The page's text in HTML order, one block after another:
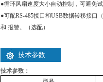
●循环风扇速度大小自动控制，可避免
●可配RS-485接口和USB数据转移接口
和 报警。（选配）
技术参数
技术参数：